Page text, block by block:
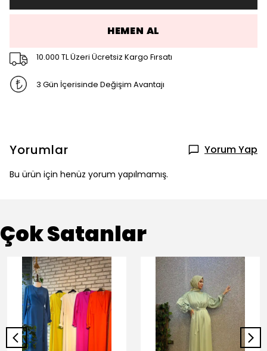
HEMEN AL
10.000 TL Üzeri Ücretsiz Kargo Fırsatı
3 Gün İçerisinde Değişim Avantajı
Yorumlar Yorum Yap
Bu ürün için henüz yorum yapılmamış.
Çok Satanlar